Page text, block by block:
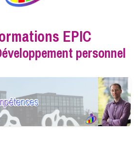
EPIC
personnel